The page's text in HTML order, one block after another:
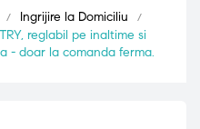
Ingrijire la Domiciliu
reglabil pe inaltime si
- doar la comanda ferma.